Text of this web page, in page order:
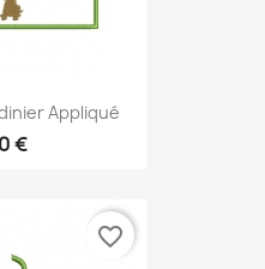
Appliqué
€
favorite_border